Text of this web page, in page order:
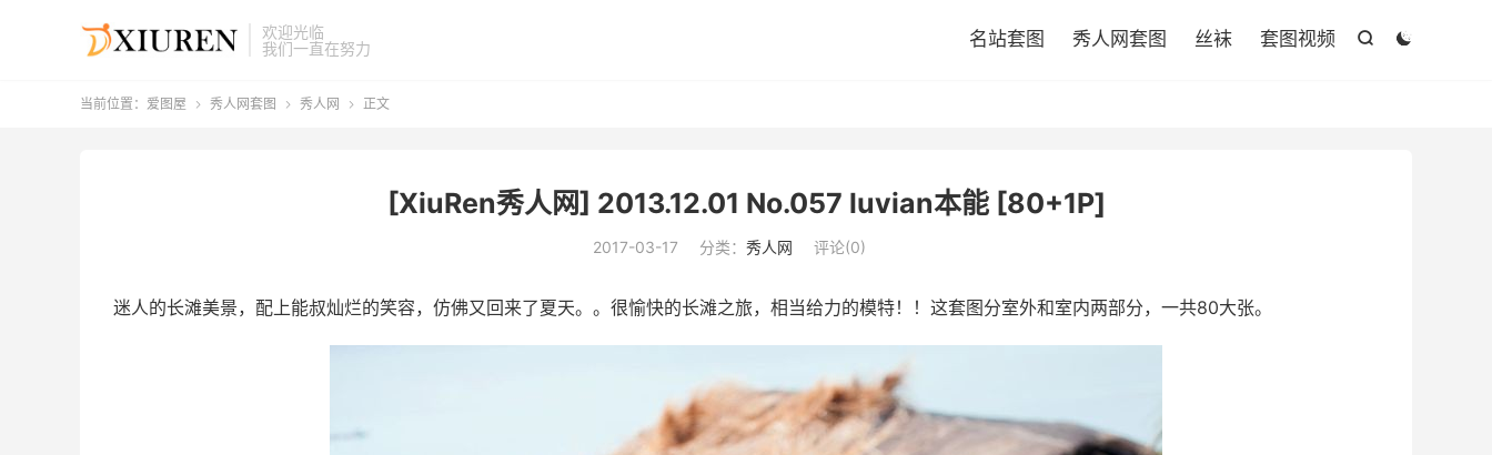
欢迎光临
我们一直在努力


名站套图 秀人网套图 丝袜 套图视频
当前位置： 爱图屋  秀人网套图  秀人网  正文
[XiuRen秀人网] 2013.12.01 No.057 luvian本能 [80+1P]
2017-03-17 分类： 秀人网 评论(0)
迷人的长滩美景，配上能叔灿烂的笑容，仿佛又回来了夏天。。很愉快的长滩之旅，相当给力的模特！！这套图分室外和室内两部分，一共80大张。